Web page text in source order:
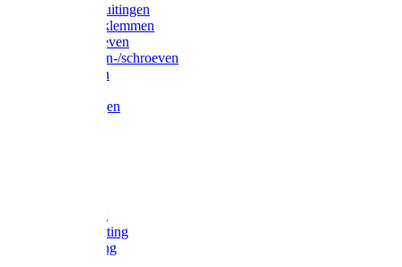
Harp-/D-sluitingen
Staaldraadklemmen
Spanschroeven
Ringmoeren-/schroeven
Puntkousen
Aanlegringen
Voetketting
Scheepsketting
Victorketting